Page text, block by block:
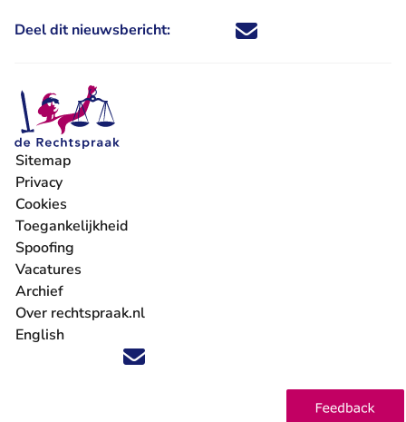
Deel dit nieuwsbericht: Deel dit nieuwsbericht via X -
Deel dit nieuwsbericht via
Deel dit nieuwsbericht
Deel dit
Volg ons op X (Twitter) - U verlaat Rechtspraak.nl
Volg ons op Facebook - U verlaat Rechtspraak.nl
Volg ons op Instagram - U verlaat Rechtspraak.nl
Volg ons op Youtube - U verlaat Rechtspraak.nl
Volg ons op LinkedIn - U verlaat
'Blijf op de hoogte' nieuwsbrief - U verlaat
Sitemap
Privacy
Cookies
Toegankelijkheid
Spoofing
Vacatures
- U verlaat Rechtspraak.nl
Archief
Over rechtspraak.nl
English